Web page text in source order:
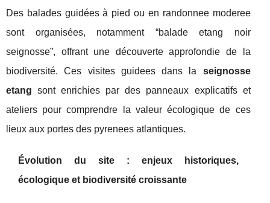
Des balades guidées à pied ou en randonnee moderee
sont organisées, notamment “balade etang noir
seignosse”, offrant une découverte approfondie de la
biodiversité. Ces visites guidees dans la seignosse
etang sont enrichies par des panneaux explicatifs et
ateliers pour comprendre la valeur écologique de ces
lieux aux portes des pyrenees atlantiques.
Évolution du site : enjeux historiques,
écologique et biodiversité croissante